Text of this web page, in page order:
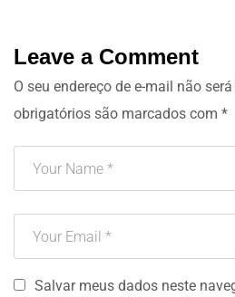
Leave a Comment
O seu endereço de e-mail não
obrigatórios são marcados com *
Salvar meus dados neste